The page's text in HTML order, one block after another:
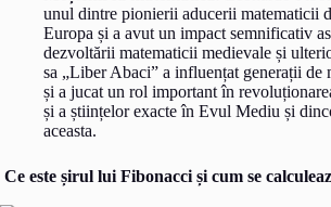
unul dintre pionierii aducerii matematicii
Europa și a avut un impact semnificativ
dezvoltării matematicii medievale și
sa „Liber Abaci” a influențat generații de
și a jucat un rol important în
și a științelor exacte în Evul Mediu și
aceasta.
Ce este șirul lui Fibonacci și cum se